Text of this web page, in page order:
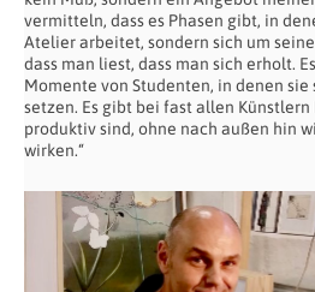
vermitteln, dass es Phasen gibt, in
Atelier arbeitet, sondern sich um
dass man liest, dass man sich erholt.
Momente von Studenten, in denen
setzen. Es gibt bei fast allen Künstlern
produktiv sind, ohne nach außen hin
wirken.“